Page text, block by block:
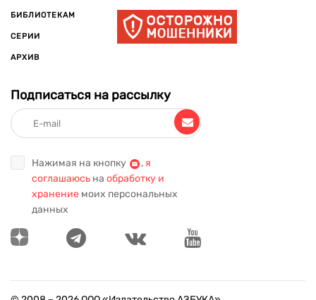
БИБЛИОТЕКАМ
СЕРИИ
АРХИВ
Подписаться на рассылку
Нажимая на кнопку , я
соглашаюсь на обработку и
хранение моих персональных
данных